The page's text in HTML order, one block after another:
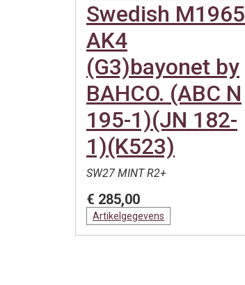
Swedish M1965
AK4
(G3)bayonet by
BAHCO. (ABC N
195-1)(JN 182-
1)(K523)
SW27 MINT R2+
€ 285,00
Artikelgegevens